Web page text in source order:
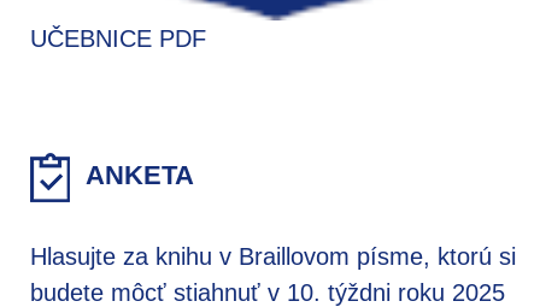
UČEBNICE PDF
ANKETA
Hlasujte za knihu v Braillovom písme, ktorú si
budete môcť stiahnuť v 10. týždni roku 2025